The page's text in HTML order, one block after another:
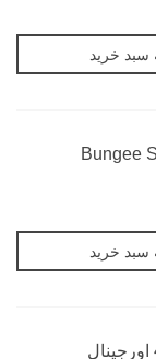
سبد خرید
سبد خرید